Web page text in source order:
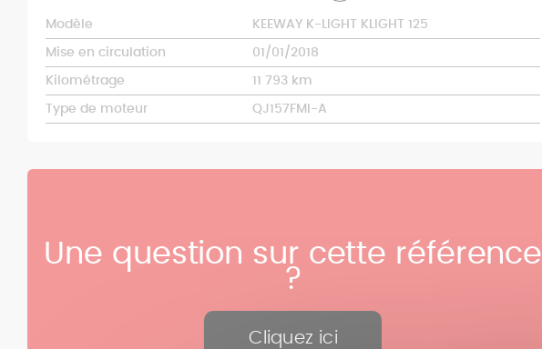
Modèle KEEWAY K-LIGHT KLIGHT 125
Mise en circulation 01/01/2018
Kilométrage 11 793 km
Type de moteur QJ157FMI-A
Une question sur cette référence
?
Cliquez ici